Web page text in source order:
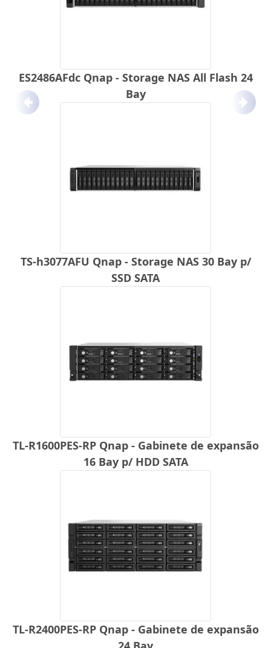
ES2486AFdc Qnap - Storage NAS All Flash 24
Bay
TS-h3077AFU Qnap - Storage NAS 30 Bay p/
SSD SATA
TL-R1600PES-RP Qnap - Gabinete de expansão
16 Bay p/ HDD SATA
TL-R2400PES-RP Qnap - Gabinete de expansão
Anterior